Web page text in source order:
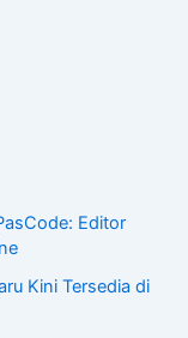
Editor
Kini Tersedia di